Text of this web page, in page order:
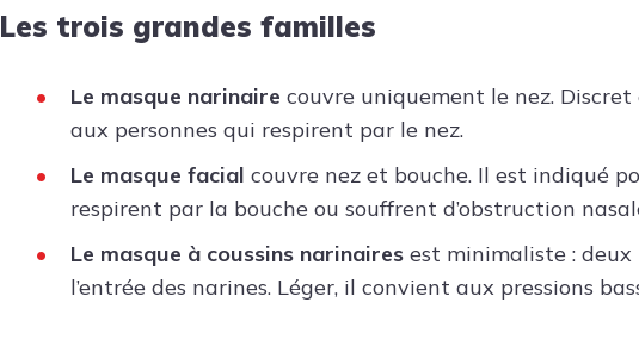
Les trois grandes familles
Le masque narinaire couvre uniquement le nez.
aux personnes qui respirent par le nez.
Le masque facial couvre nez et bouche. Il est indiqué
respirent par la bouche ou souffrent d’obstruction
Le masque à coussins narinaires est minimaliste : deux
l’entrée des narines. Léger, il convient aux pressions